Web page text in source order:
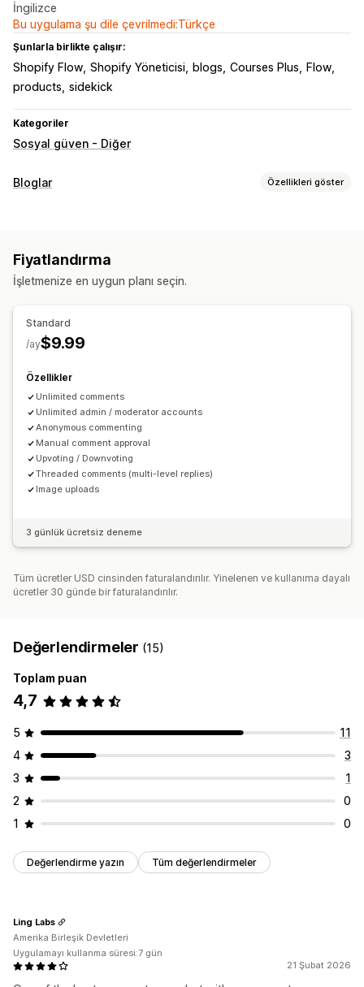
İngilizce
Bu uygulama şu dile çevrilmedi:Türkçe
Şunlarla birlikte çalışır:
Shopify Flow Shopify Yöneticisi blogs Courses Plus
Flow
products sidekick
Kategoriler
Sosyal güven - Diğer
Bloglar Özellikleri göster
Fiyatlandırma
İşletmenize en uygun planı seçin.
Standard
$9.99
/ay
Özellikler
Unlimited comments
Unlimited admin / moderator accounts
Anonymous commenting
Manual comment approval
Upvoting / Downvoting
Threaded comments (multi-level replies)
Image uploads
3 günlük ücretsiz deneme
Tüm ücretler USD cinsinden faturalandırılır. Yinelenen ve kullanıma dayalı
ücretler 30 günde bir faturalandırılır.
Değerlendirmeler (15)
Toplam puan
4,7
5
11
4
3
3
1
2
0
1
0
Değerlendirme yazın Tüm değerlendirmeler
21 Şubat 2026
Ling Labs
Amerika Birleşik Devletleri
Uygulamayı kullanma süresi:7 gün